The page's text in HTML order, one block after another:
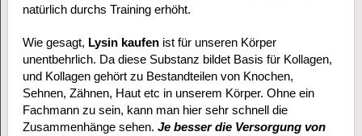
natürlich durchs Training erhöht.
Wie gesagt, Lysin kaufenist für unseren Körper
unentbehrlich. Da diese Substanz bildet Basis für Kollagen,
und Kollagen gehört zu Bestandteilen von Knochen,
Sehnen, Zähnen, Haut etc in unserem Körper. Ohne ein
Fachmann zu sein, kann man hier sehr schnell die
Zusammenhänge sehen. Je besser die Versorgung von